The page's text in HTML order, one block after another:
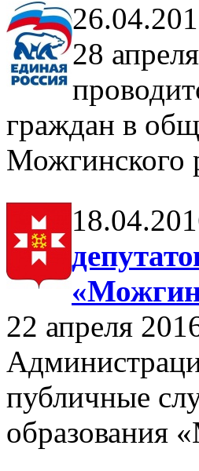
28
граждан в
22 апреля
публичные
образования